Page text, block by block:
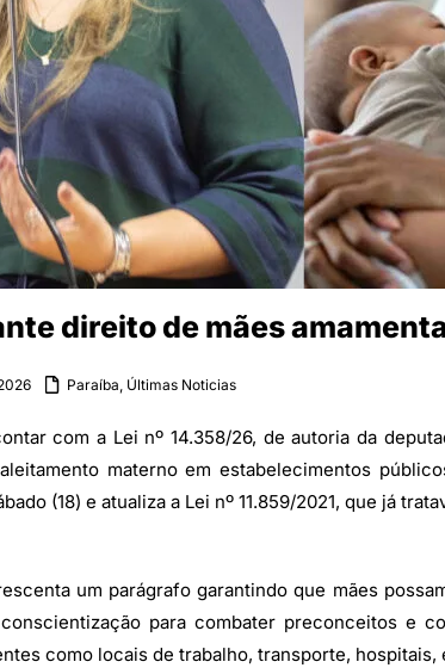
direito de mães
Paraíba, Últimas Noticias
com a Lei nº 14.358/26, de autoria da
materno em estabelecimentos
(18) e atualiza a Lei nº 11.859/2021, que já
um parágrafo garantindo que mães
para combater preconceitos e
como locais de trabalho, transporte,